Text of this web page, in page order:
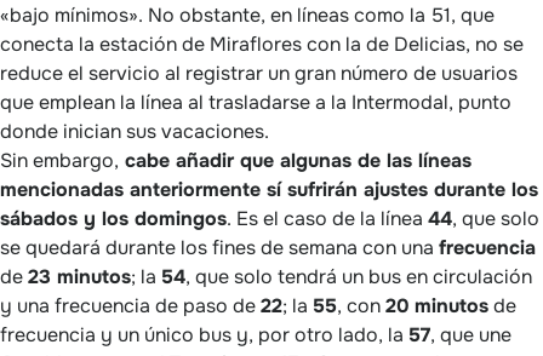
«bajo mínimos». No obstante, en líneas como la 51, que
conecta la estación de Miraflores con la de Delicias, no se
reduce el servicio al registrar un gran número de usuarios
que emplean la línea al trasladarse a la Intermodal, punto
donde inician sus vacaciones.
Sin embargo, cabe añadir que algunas de las líneas
mencionadas anteriormente sí sufrirán ajustes durante los
sábados y los domingos. Es el caso de la línea 44, que solo
se quedará durante los fines de semana con una frecuencia
de23 minutos; la 54, que solo tendrá un bus en circulación
y una frecuencia de paso de22; la 55, con20 minutosde
frecuencia y un único bus y, por otro lado, la 57, que une